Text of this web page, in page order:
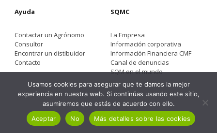
Ayuda
Contactar un Agrónomo
Consultor
Encontrar un distibuidor
Contacto
SQMC
La Empresa
Información corporativa
Información Financiera CMF
Canal de denuncias
SQM en el mundo
Usamos cookies para asegurar que te damos la mejor
experiencia en nuestra web. Si continúas usando este sitio,
asumiremos que estás de acuerdo con ello.
Aceptar
No Más detalles sobre las cookies